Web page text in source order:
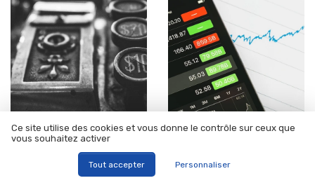
Conformité, risques & réglementation •
12/06/2025
Compréhension de l'effectif
au sens de la cvae
Comprendre l'application de
l'article 283-2 du code
Ce site utilise des cookies et vous donne le contrôle sur ceux que
vous souhaitez activer
Tout accepter Personnaliser